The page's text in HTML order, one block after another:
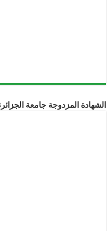
الشهادة المزدوجة جامعة الجزائر3